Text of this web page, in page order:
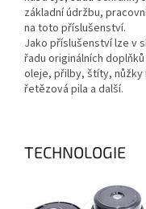
základní údržbu,
na toto příslušenství.
Jako příslušenství lze v
řadu originálních
oleje, přilby, štíty,
řetězová pila a další.
TECHNOLOGIE